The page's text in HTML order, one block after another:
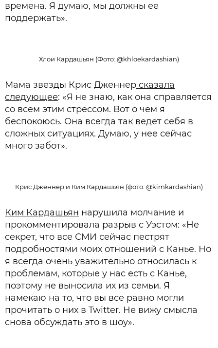
времена. Я думаю, мы должны ее
поддержать».
Хлои Кардашьян (Фото: @khloekardashian)
Мама звезды Крис Дженнер сказала
следующее: «Я не знаю, как она справляется
со всем этим стрессом. Вот о чем я
беспокоюсь. Она всегда так ведет себя в
сложных ситуациях. Думаю, у нее сейчас
много забот».
Крис Дженнер и Ким Кардашьян (фото: @kimkardashian)
Ким Кардашьян нарушила молчание и
прокомментировала разрыв с Уэстом: «Не
секрет, что все СМИ сейчас пестрят
подробностями моих отношений с Канье. Но
я всегда очень уважительно относилась к
проблемам, которые у нас есть с Канье,
поэтому не выносила их из семьи. Я
намекаю на то, что вы все равно могли
прочитать о них в Twitter. Не вижу смысла
снова обсуждать это в шоу».